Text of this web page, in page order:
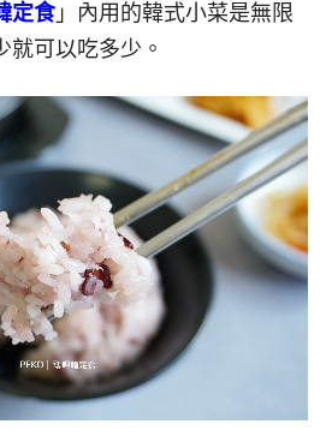
定食」內用的韓式小菜是無限
就可以吃多少。